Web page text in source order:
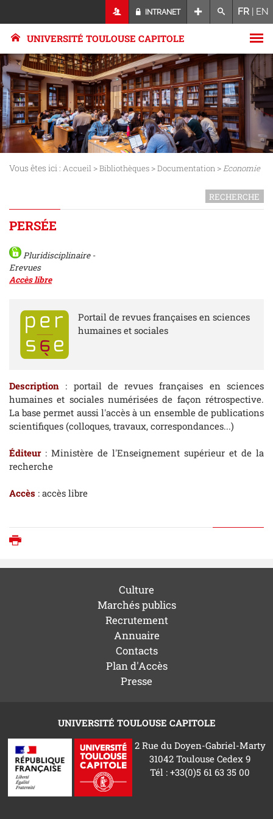
INTRANET FR | EN
UNIVERSITÉ TOULOUSE CAPITOLE
Vous êtes ici : Accueil >Bibliothèques >Documentation >Economie
RECHERCHE
PERSÉE
Pluridisciplinaire -
Erevues
Accès libre
Portail de revues françaises en sciences
humaines et sociales
Description : portail de revues françaises en sciences
humaines et sociales numérisées de façon rétrospective.
La base permet aussi l'accès à un ensemble de publications
scientifiques (colloques, travaux, correspondances...)
Éditeur : Ministère de l'Enseignement supérieur et de la
recherche
Accès : accès libre
Culture
Marchés publics
Recrutement
Annuaire
Contacts
Plan d'Accès
Presse
UNIVERSITÉ TOULOUSE CAPITOLE
2 Rue du Doyen-Gabriel-Marty
31042 Toulouse Cedex 9
Tél : +33(0)5 61 63 35 00